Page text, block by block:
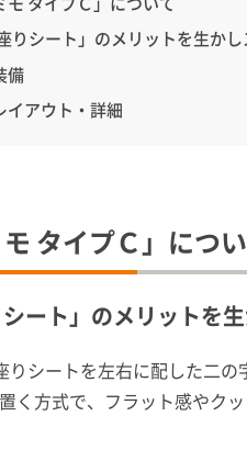
座りシート」のメリットを生か
備
イアウト・詳細
モ タイプＣ」につ
シート」のメリットを
りシートを左右に配した二
く方式で、フラット感やクッ